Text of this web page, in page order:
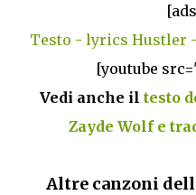
Testo - lyrics Hustler
[youtube
Vedi anche il testo
Zayde Wolf e
Altre canzoni